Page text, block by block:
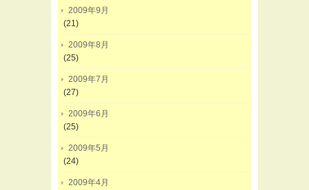
2009年9月
(21)
2009年8月
(25)
2009年7月
(27)
2009年6月
(25)
2009年5月
(24)
2009年4月